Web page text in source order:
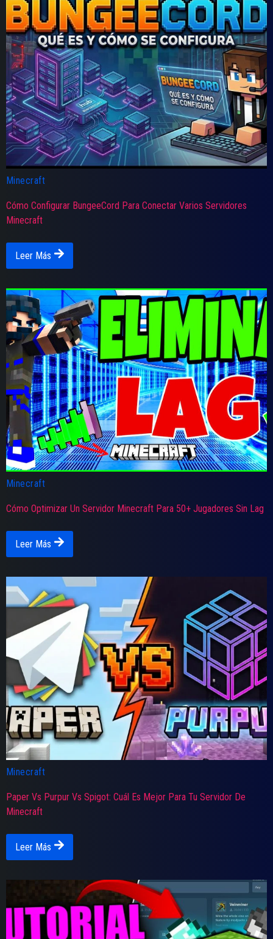
Minecraft
Cómo Configurar BungeeCord Para Conectar Varios Servidores
Minecraft
Leer Más
Minecraft
Cómo Optimizar Un Servidor Minecraft Para 50+ Jugadores Sin Lag
Leer Más
Minecraft
Paper Vs Purpur Vs Spigot: Cuál Es Mejor Para Tu Servidor De
Minecraft
Leer Más